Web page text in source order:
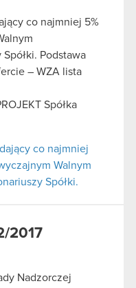
co najmniej 5%
Podstawa
– WZA lista
Spółka
co najmniej
Walnym
Spółki.
2017
Nadzorczej